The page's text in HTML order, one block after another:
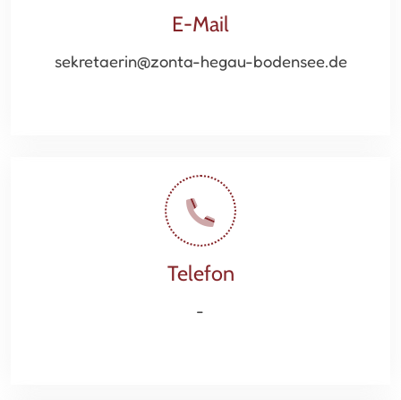
E-Mail
sekretaerin@zonta-hegau-bodensee.de
Telefon
-